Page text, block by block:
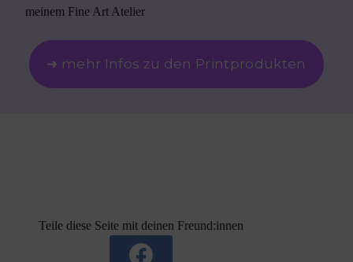
meinem Fine Art Atelier
➜ mehr Infos zu den Printprodukten
Teile diese Seite mit deinen Freund:innen